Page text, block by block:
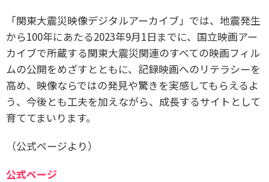
「関東大震災映像デジタルアーカイブ」では、地震発生
から100年にあたる2023年9月1日までに、国立映画アー
カイブで所蔵する関東大震災関連のすべての映画フィル
ムの公開をめざすとともに、記録映画へのリテラシーを
高め、映像ならではの発見や驚きを実感してもらえるよ
う、今後とも工夫を加えながら、成長するサイトとして
育ててまいります。
（公式ページより）
公式ページ